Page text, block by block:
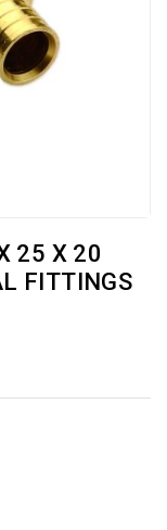
25 Х 20
FITTINGS